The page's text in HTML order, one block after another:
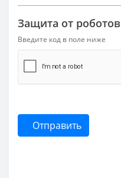
Защита от роботов
Введите код в поле ниже
Отправить